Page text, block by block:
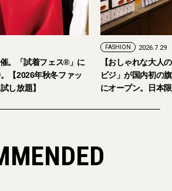
しゃれな大人のアイウェア】パリ発「イジ
」が国内初の旗艦店をキャットストリート
ープン。日本限定サングラスも登場